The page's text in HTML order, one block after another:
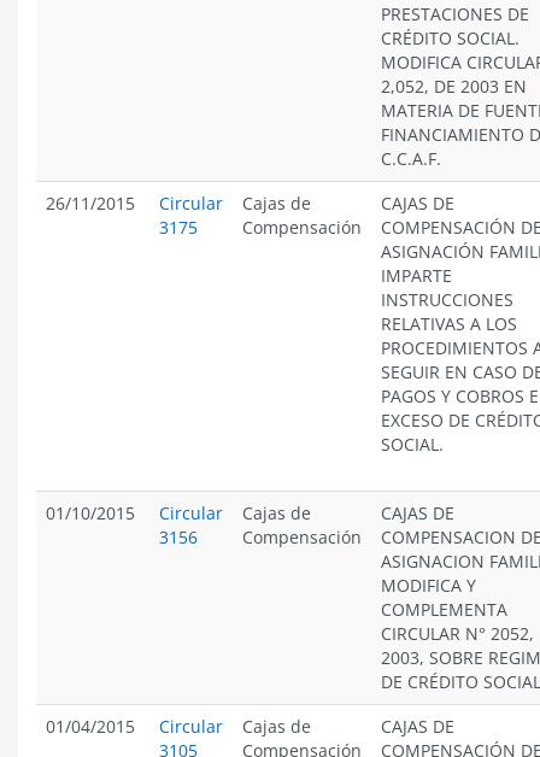
PRESTACIONES DE
CRÉDITO SOCIAL.
MODIFICA
2,052, DE 2003 EN
MATERIA DE
FINANCIAMIENTO
C.C.A.F.
26/11/2015
Circular
3175
Cajas de
Compensación
CAJAS DE
COMPENSACIÓN
ASIGNACIÓN
IMPARTE
INSTRUCCIONES
RELATIVAS A LOS
PROCEDIMIENTOS
SEGUIR EN CASO
PAGOS Y COBROS
EXCESO DE
SOCIAL.
01/10/2015
Circular
3156
Cajas de
Compensación
CAJAS DE
COMPENSACION
ASIGNACION
MODIFICA Y
COMPLEMENTA
CIRCULAR N° 2052,
2003, SOBRE
DE CRÉDITO
01/04/2015
Circular
3105
Cajas de
Compensación
CAJAS DE
COMPENSACIÓN